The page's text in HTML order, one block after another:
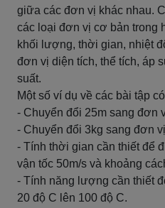
giữa các đơn vị khác nhau.
các loại đơn vị cơ bản trong
khối lượng, thời gian, nhiệt
đơn vị diện tích, thể tích, áp
suất.
Một số ví dụ về các bài tập
- Chuyển đổi 25m sang đơn
- Chuyển đổi 3kg sang đơn
- Tính thời gian cần thiết để
vận tốc 50m/s và khoảng
- Tính năng lượng cần thiết
20 độ C lên 100 độ C.